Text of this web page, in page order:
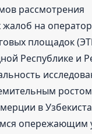
рассмотрения
жалоб на
площадок
Республике и
в
опережающим